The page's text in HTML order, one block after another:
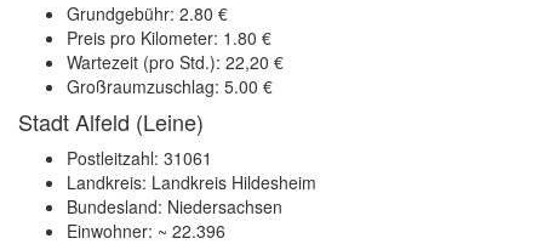
Grundgebühr: 2.80 €
Preis pro Kilometer: 1.80 €
Wartezeit (pro Std.): 22,20 €
Großraumzuschlag: 5.00 €
Stadt Alfeld (Leine)
Postleitzahl: 31061
Landkreis: Landkreis Hildesheim
Bundesland: Niedersachsen
Einwohner: ~ 22.396